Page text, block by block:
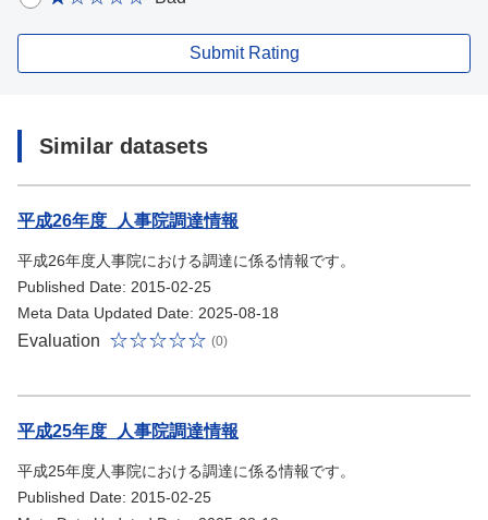
Submit Rating
Similar datasets
平成26年度_人事院調達情報
平成26年度人事院における調達に係る情報です。
Published Date: 2015-02-25
Meta Data Updated Date: 2025-08-18
Evaluation (0)
平成25年度_人事院調達情報
平成25年度人事院における調達に係る情報です。
Published Date: 2015-02-25